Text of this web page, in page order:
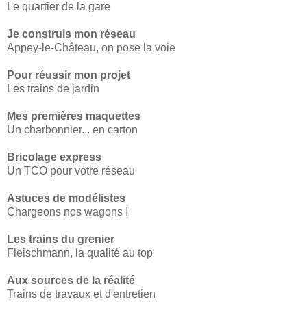
Le quartier de la gare
Je construis mon réseau
Appey-le-Château, on pose la voie
Pour réussir mon projet
Les trains de jardin
Mes premières maquettes
Un charbonnier... en carton
Bricolage express
Un TCO pour votre réseau
Astuces de modélistes
Chargeons nos wagons !
Les trains du grenier
Fleischmann, la qualité au top
Aux sources de la réalité
Trains de travaux et d'entretien